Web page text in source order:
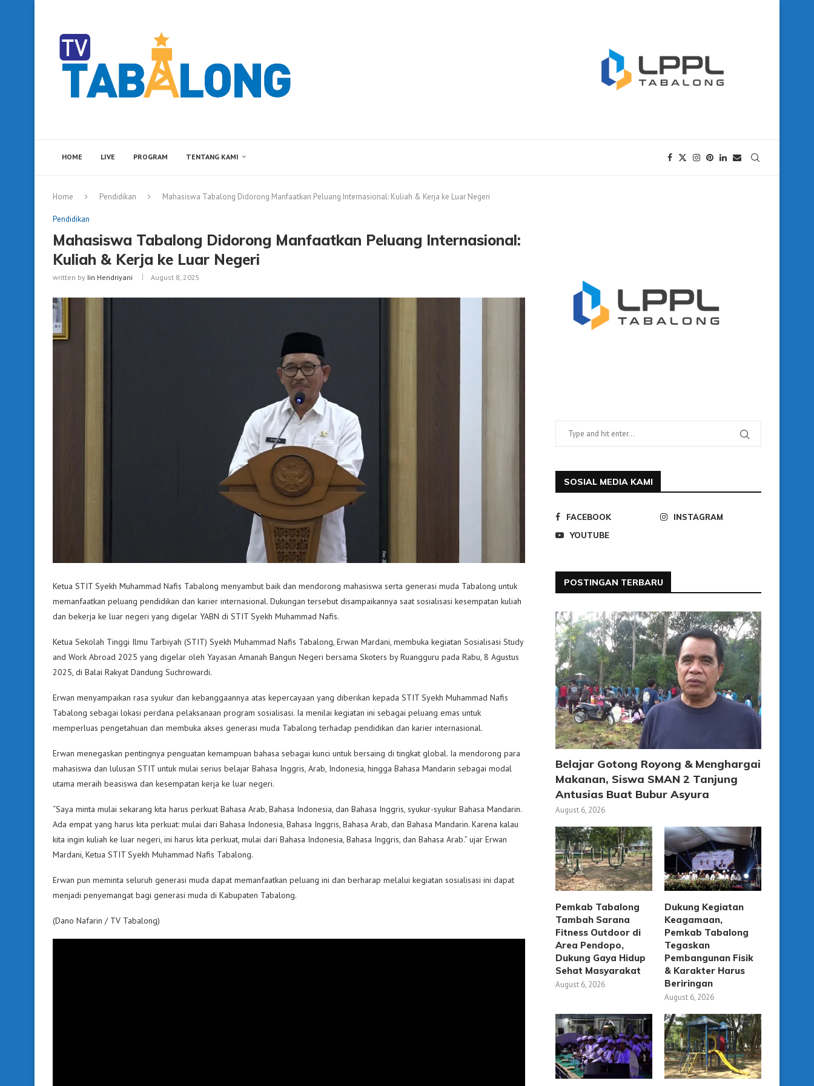
HOME LIVE PROGRAM TENTANG KAMI
Home Pendidikan Mahasiswa Tabalong Didorong Manfaatkan Peluang Internasional: Kuliah & Kerja ke Luar Negeri
Pendidikan
Mahasiswa Tabalong Didorong Manfaatkan Peluang Internasional:
Kuliah & Kerja ke Luar Negeri
written by Iin Hendriyani August 8, 2025
Ketua STIT Syekh Muhammad Nafis Tabalong menyambut baik dan mendorong mahasiswa serta generasi muda Tabalong untuk
memanfaatkan peluang pendidikan dan karier internasional. Dukungan tersebut disampaikannya saat sosialisasi kesempatan kuliah
dan bekerja ke luar negeri yang digelar YABN di STIT Syekh Muhammad Nafis.
Ketua Sekolah Tinggi Ilmu Tarbiyah (STIT) Syekh Muhammad Nafis Tabalong, Erwan Mardani, membuka kegiatan Sosialisasi Study
and Work Abroad 2025 yang digelar oleh Yayasan Amanah Bangun Negeri bersama Skoters by Ruangguru pada Rabu, 8 Agustus
2025, di Balai Rakyat Dandung Suchrowardi.
Erwan menyampaikan rasa syukur dan kebanggaannya atas kepercayaan yang diberikan kepada STIT Syekh Muhammad Nafis
Tabalong sebagai lokasi perdana pelaksanaan program sosialisasi. Ia menilai kegiatan ini sebagai peluang emas untuk
memperluas pengetahuan dan membuka akses generasi muda Tabalong terhadap pendidikan dan karier internasional.
Erwan menegaskan pentingnya penguatan kemampuan bahasa sebagai kunci untuk bersaing di tingkat global. Ia mendorong para
mahasiswa dan lulusan STIT untuk mulai serius belajar Bahasa Inggris, Arab, Indonesia, hingga Bahasa Mandarin sebagai modal
utama meraih beasiswa dan kesempatan kerja ke luar negeri.
“Saya minta mulai sekarang kita harus perkuat Bahasa Arab, Bahasa Indonesia, dan Bahasa Inggris, syukur-syukur Bahasa Mandarin.
Ada empat yang harus kita perkuat: mulai dari Bahasa Indonesia, Bahasa Inggris, Bahasa Arab, dan Bahasa Mandarin. Karena kalau
kita ingin kuliah ke luar negeri, ini harus kita perkuat, mulai dari Bahasa Indonesia, Bahasa Inggris, dan Bahasa Arab.” ujar Erwan
Mardani, Ketua STIT Syekh Muhammad Nafis Tabalong.
Erwan pun meminta seluruh generasi muda dapat memanfaatkan peluang ini dan berharap melalui kegiatan sosialisasi ini dapat
menjadi penyemangat bagi generasi muda di Kabupaten Tabalong.
(Dano Nafarin / TV Tabalong)
SOSIAL MEDIA KAMI
FACEBOOK
INSTAGRAM
YOUTUBE
POSTINGAN TERBARU
Belajar Gotong Royong & Menghargai
Makanan, Siswa SMAN 2 Tanjung
Antusias Buat Bubur Asyura
August 6, 2026
Pemkab Tabalong
Tambah Sarana
Fitness Outdoor di
Area Pendopo,
Dukung Gaya Hidup
Sehat Masyarakat
August 6, 2026
Dukung Kegiatan
Keagamaan,
Pemkab Tabalong
Tegaskan
Pembangunan Fisik
& Karakter Harus
Beriringan
August 6, 2026